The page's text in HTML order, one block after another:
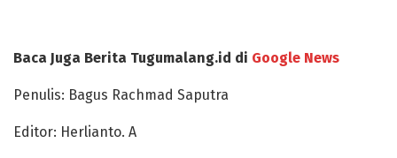
Baca Juga Berita Tugumalang.id di Google News
Penulis: Bagus Rachmad Saputra
Editor: Herlianto. A